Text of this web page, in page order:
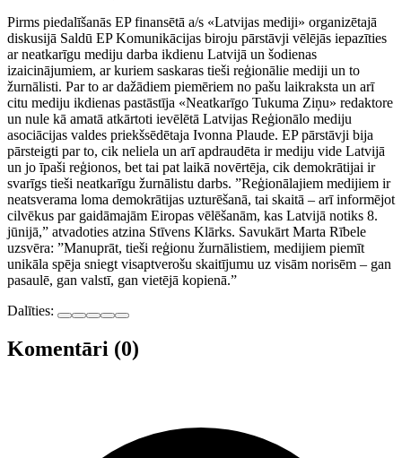
Pirms piedalīšanās EP finansētā a/s «Latvijas mediji» organizētajā
diskusijā Saldū EP Komunikācijas biroju pārstāvji vēlējās iepazīties
ar neatkarīgu mediju darba ikdienu Latvijā un šodienas
izaicinājumiem, ar kuriem saskaras tieši reģionālie mediji un to
žurnālisti. Par to ar dažādiem piemēriem no pašu laikraksta un arī
citu mediju ikdienas pastāstīja «Neatkarīgo Tukuma Ziņu» redaktore
un nule kā amatā atkārtoti ievēlētā Latvijas Reģionālo mediju
asociācijas valdes priekšsēdētaja Ivonna Plaude. EP pārstāvji bija
pārsteigti par to, cik neliela un arī apdraudēta ir mediju vide Latvijā
un jo īpaši reģionos, bet tai pat laikā novērtēja, cik demokrātijai ir
svarīgs tieši neatkarīgu žurnālistu darbs. ”Reģionālajiem medijiem ir
neatsverama loma demokrātijas uzturēšanā, tai skaitā – arī informējot
cilvēkus par gaidāmajām Eiropas vēlēšanām, kas Latvijā notiks 8.
jūnijā,” atvadoties atzina Stīvens Klārks. Savukārt Marta Rībele
uzsvēra: ”Manuprāt, tieši reģionu žurnālistiem, medijiem piemīt
unikāla spēja sniegt visaptverošu skaitījumu uz visām norisēm – gan
pasaulē, gan valstī, gan vietējā kopienā.”
Dalīties:
Komentāri (0)